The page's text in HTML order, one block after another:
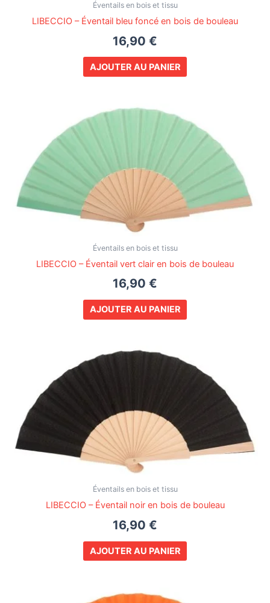
Éventails en bois et tissu
LIBECCIO – Éventail bleu foncé en bois de bouleau
16,90 €
AJOUTER AU PANIER
Éventails en bois et tissu
LIBECCIO – Éventail vert clair en bois de bouleau
16,90 €
AJOUTER AU PANIER
Éventails en bois et tissu
LIBECCIO – Éventail noir en bois de bouleau
16,90 €
AJOUTER AU PANIER